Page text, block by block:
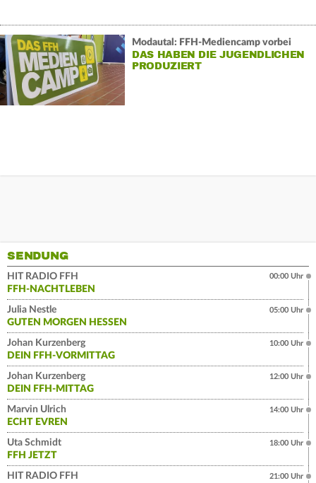
Modautal: FFH-Mediencamp vorbei
DAS HABEN DIE JUGENDLICHEN
PRODUZIERT
SENDUNG
HIT RADIO FFH
FFH-NACHTLEBEN
00:00 Uhr
Julia Nestle
GUTEN MORGEN HESSEN
05:00 Uhr
Johan Kurzenberg
DEIN FFH-VORMITTAG
10:00 Uhr
Johan Kurzenberg
DEIN FFH-MITTAG
12:00 Uhr
Marvin Ulrich
ECHT EVREN
14:00 Uhr
Uta Schmidt
FFH JETZT
18:00 Uhr
HIT RADIO FFH
21:00 Uhr